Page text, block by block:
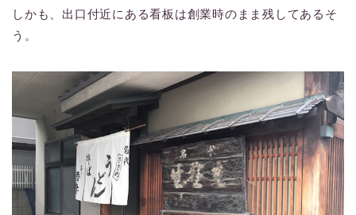
しかも、出口付近にある看板は創業時のまま残してあるそ
う。